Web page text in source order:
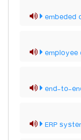
embeded
end-to-
ERP